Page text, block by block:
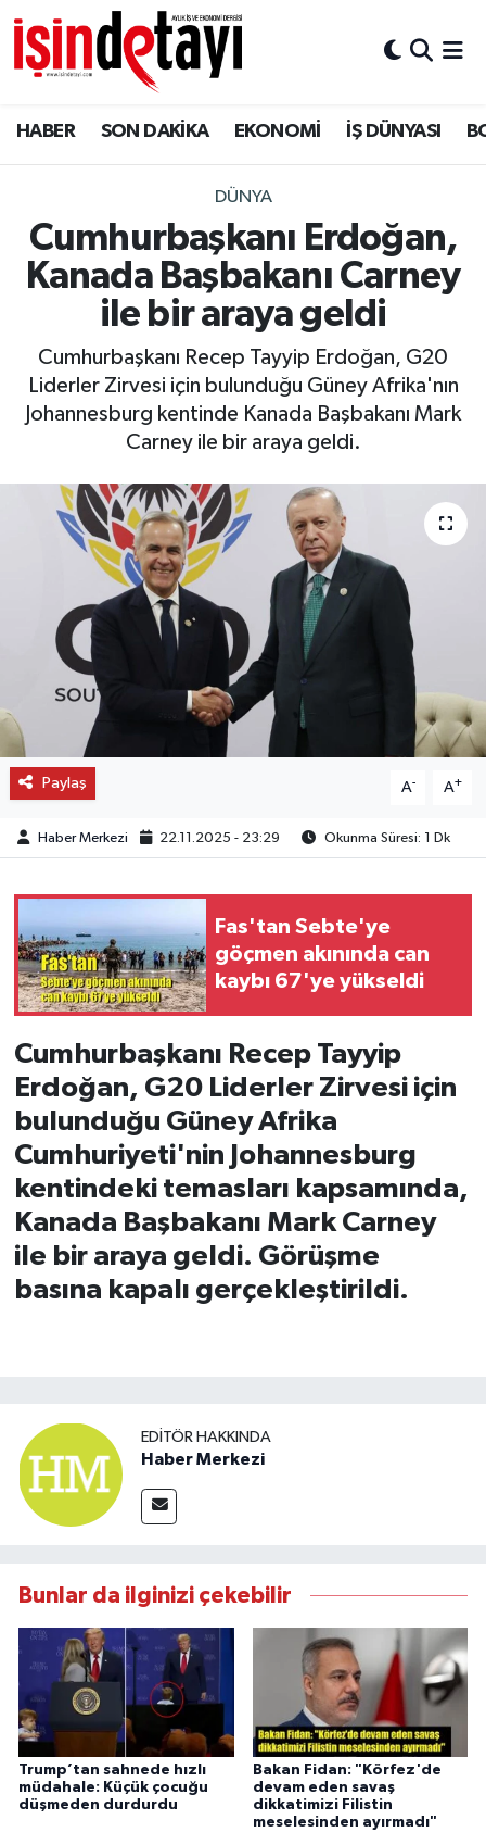
HABER SON DAKİKA EKONOMİ İŞ DÜNYASI
DÜNYA
Cumhurbaşkanı Erdoğan,
Kanada Başbakanı Carney
ile bir araya geldi
Cumhurbaşkanı Recep Tayyip Erdoğan, G20
Liderler Zirvesi için bulunduğu Güney Afrika'nın
Johannesburg kentinde Kanada Başbakanı Mark
Carney ile bir araya geldi.
Paylaş A- A+
Haber Merkezi 22.11.2025 - 23:29 Okunma Süresi: 1 Dk
Fas'tan Sebte'ye
göçmen akınında can
kaybı 67'ye yükseldi
Cumhurbaşkanı Recep Tayyip
Erdoğan, G20 Liderler Zirvesi için
bulunduğu Güney Afrika
Cumhuriyeti'nin Johannesburg
kentindeki temasları kapsamında,
Kanada Başbakanı Mark Carney
ile bir araya geldi. Görüşme
basına kapalı gerçekleştirildi.
EDITÖR HAKKINDA
Haber Merkezi
Bunlar da ilginizi çekebilir
Trump’tan sahnede hızlı
müdahale: Küçük çocuğu
düşmeden durdurdu
Bakan Fidan: "Körfez'de
devam eden savaş
dikkatimizi Filistin
meselesinden ayırmadı"
DÜNYA
Eğitim
ENERJİ HABERİ
GAYRİMENKUL
HABER
LOJİSTİK
OTO DETAY
SAĞLIK
SON DAKİKA
SPOR
FİNANS
Nöbetçi Eczaneler
Hava Durumu
İstanbul Namaz Vakitleri
Trafik Durumu
Süper Lig Puan Durumu ve Fikstür
Tüm Manşetler
Son Dakika Haberleri